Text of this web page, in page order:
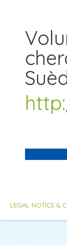
LEGAL NOTICE &